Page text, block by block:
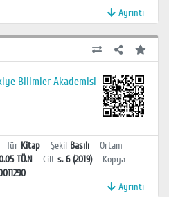
Ayrıntı
Bilimler Akademisi
Tür Kitap Şekil Basılı
Ortam
TÜ.N Cilt s. 6 (2019)
Kopya
Ayrıntı